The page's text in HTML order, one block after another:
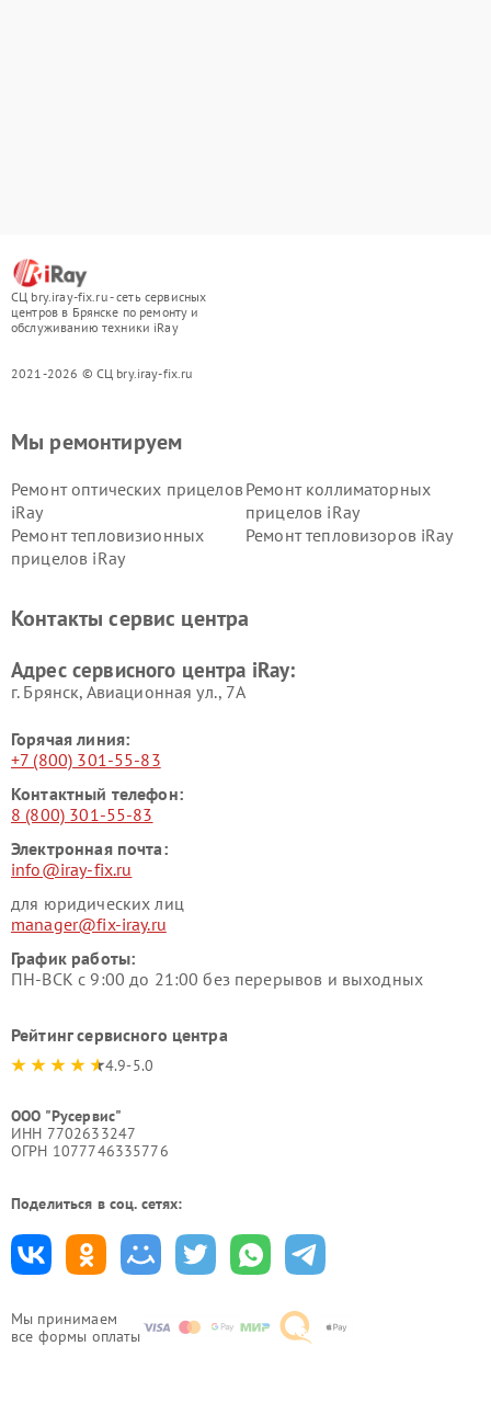
СЦ bry.iray-fix.ru - сеть сервисных
центров в Брянске по ремонту и
обслуживанию техники iRay
2021-2026 © СЦ bry.iray-fix.ru
Мы принимаем
все формы оплаты
Мы ремонтируем
Ремонт оптических прицелов
iRay
Ремонт коллиматорных
прицелов iRay
Ремонт тепловизионных
прицелов iRay
Ремонт тепловизоров iRay
Контакты сервис центра
Адрес сервисного центра iRay:
г. Брянск, Авиационная ул., 7А
Горячая линия:
+7 (800) 301-55-83
Контактный телефон:
8 (800) 301-55-83
Электронная почта:
info@iray-fix.ru
для юридических лиц
manager@fix-iray.ru
График работы:
ПН-ВСК с 9:00 до 21:00 без перерывов и выходных
Рейтинг сервисного центра
4.9-5.0
ООО "Русервис"
ИНН 7702633247
ОГРН 1077746335776
Поделиться в соц. сетях: